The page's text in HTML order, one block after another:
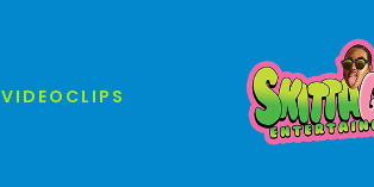
VIDEOCLIPS